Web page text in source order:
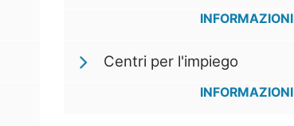
INFORMAZIONI
Centri per l'impiego
INFORMAZIONI